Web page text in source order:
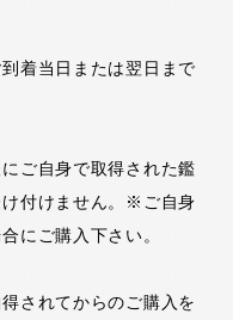
着当日または翌日まで
ご自身で取得された鑑
け付けません。※ご自身
にご購入下さい。
されてからのご購入を